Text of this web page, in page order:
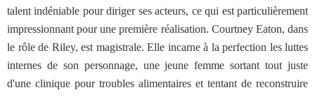
talent indéniable pour diriger ses acteurs, ce qui est particulièrement
impressionnant pour une première réalisation. Courtney Eaton, dans
le rôle de Riley, est magistrale. Elle incarne à la perfection les luttes
internes de son personnage, une jeune femme sortant tout juste
d'une clinique pour troubles alimentaires et tentant de reconstruire